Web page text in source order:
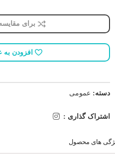
برای
افزودن به
دسته: عمومی
اشتراک گذاری :
های محصول